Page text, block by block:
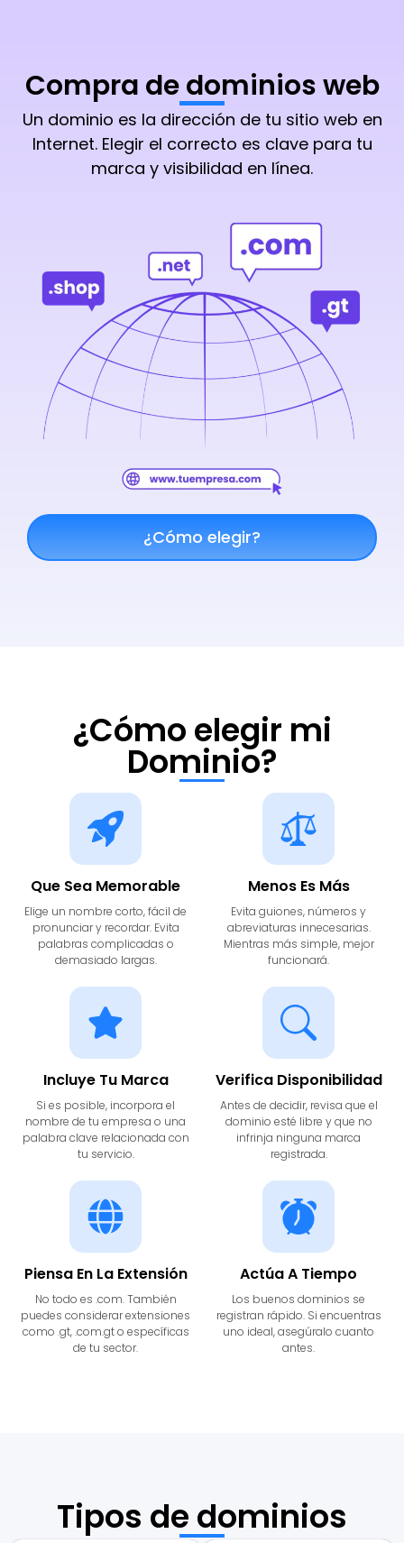
Compra de dominios web
Un dominio es la dirección de tu sitio web en
Internet. Elegir el correcto es clave para tu
marca y visibilidad en línea.
¿Cómo elegir?
¿Cómo elegir mi
Dominio?
Que Sea Memorable
Elige un nombre corto, fácil de
pronunciar y recordar. Evita
palabras complicadas o
demasiado largas.
Menos Es Más
Evita guiones, números y
abreviaturas innecesarias.
Mientras más simple, mejor
funcionará.
Incluye Tu Marca
Si es posible, incorpora el
nombre de tu empresa o una
palabra clave relacionada con
tu servicio.
Verifica Disponibilidad
Antes de decidir, revisa que el
dominio esté libre y que no
infrinja ninguna marca
registrada.
Piensa En La Extensión
No todo es .com. También
puedes considerar extensiones
como .gt, .com.gt o específicas
de tu sector.
Actúa A Tiempo
Los buenos dominios se
registran rápido. Si encuentras
uno ideal, asegúralo cuanto
antes.
Tipos de dominios